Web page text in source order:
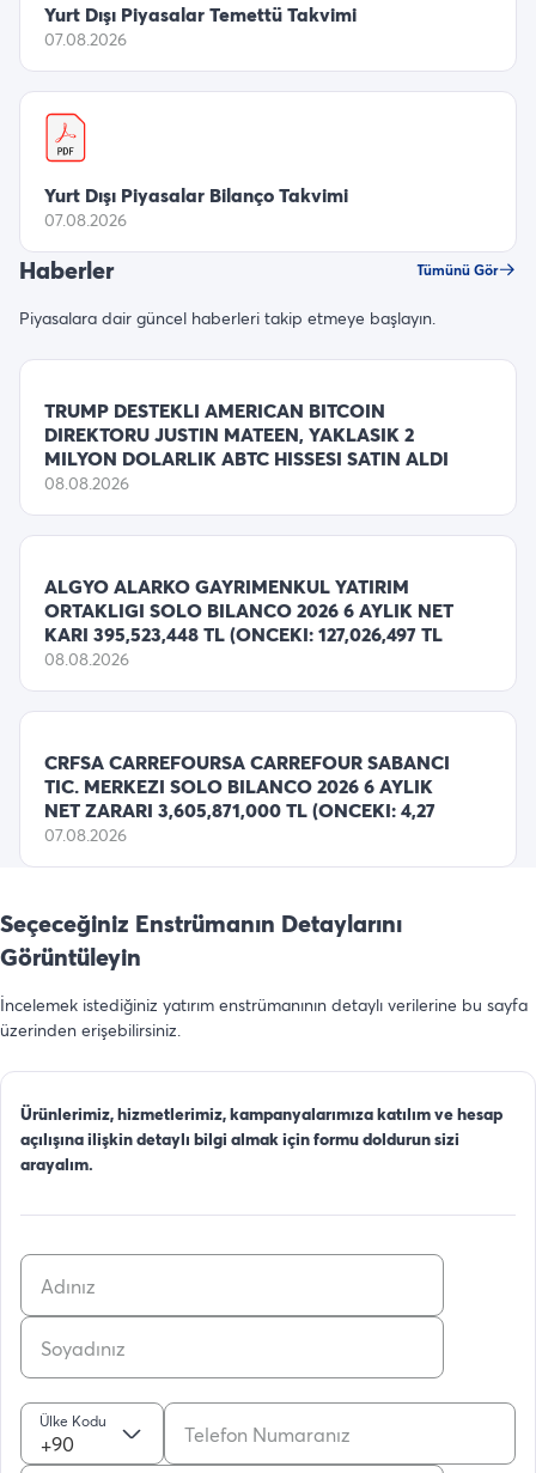
Yurt Dışı Piyasalar Temettü Takvimi
07.08.2026
Yurt Dışı Piyasalar Bilanço Takvimi
07.08.2026
Haberler Tümünü Gör
Piyasalara dair güncel haberleri takip etmeye başlayın.
TRUMP DESTEKLI AMERICAN BITCOIN
DIREKTORU JUSTIN MATEEN, YAKLASIK 2
MILYON DOLARLIK ABTC HISSESI SATIN ALDI
08.08.2026
ALGYO ALARKO GAYRIMENKUL YATIRIM
ORTAKLIGI SOLO BILANCO 2026 6 AYLIK NET
KARI 395,523,448 TL (ONCEKI: 127,026,497 TL
08.08.2026
CRFSA CARREFOURSA CARREFOUR SABANCI
TIC. MERKEZI SOLO BILANCO 2026 6 AYLIK
NET ZARARI 3,605,871,000 TL (ONCEKI: 4,27
07.08.2026
Seçeceğiniz Enstrümanın Detaylarını
Görüntüleyin
İncelemek istediğiniz yatırım enstrümanının detaylı verilerine bu sayfa
üzerinden erişebilirsiniz.
Ürünlerimiz, hizmetlerimiz, kampanyalarımıza katılım ve hesap
açılışına ilişkin detaylı bilgi almak için formu doldurun sizi
arayalım.
Ülke Kodu
+90